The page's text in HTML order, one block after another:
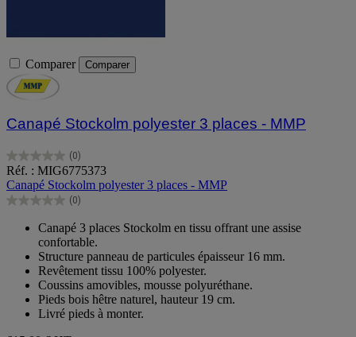
Comparer Comparer
Canapé Stockolm polyester 3 places - MMP
(0)
0.0
sur
5
étoiles.
Réf. : MIG6775373
Canapé Stockolm polyester 3 places - MMP
(0)
0.0
étoiles.
Canapé 3 places Stockolm en tissu offrant une assise
confortable.
Structure panneau de particules épaisseur 16 mm.
Revêtement tissu 100% polyester.
Coussins amovibles, mousse polyuréthane.
Pieds bois hêtre naturel, hauteur 19 cm.
Livré pieds à monter.